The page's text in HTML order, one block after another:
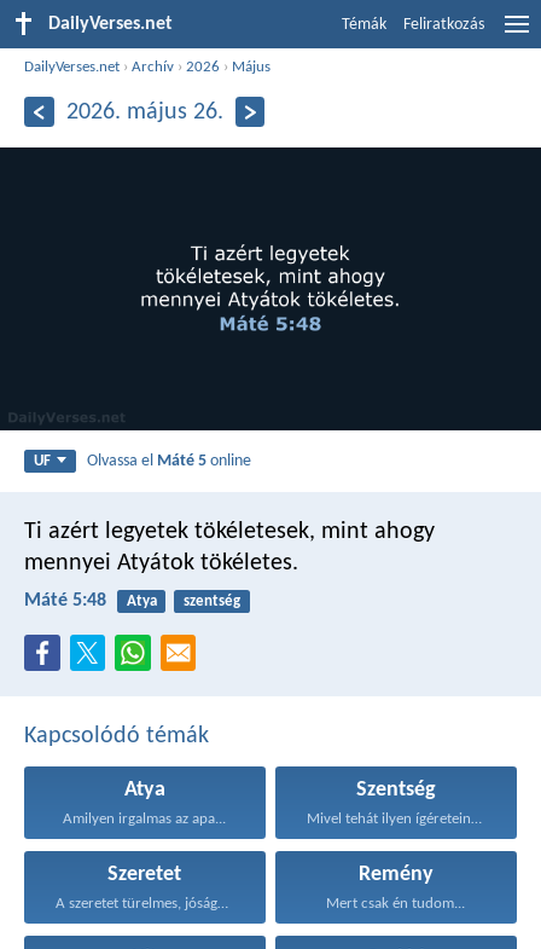
DailyVerses.net Témák Feliratkozás
DailyVerses.net ›Archív ›2026 › Május
2026. május 26.
UF Olvassa el Máté 5 online
Ti azért legyetek tökéletesek, mint ahogy
mennyei Atyátok tökéletes.
Máté 5:48 Atya szentség
Kapcsolódó témák
Atya
Amilyen irgalmas az apa...
Szentség
Mivel tehát ilyen ígéreteink...
Szeretet
A szeretet türelmes, jóságos...
Remény
Mert csak én tudom...